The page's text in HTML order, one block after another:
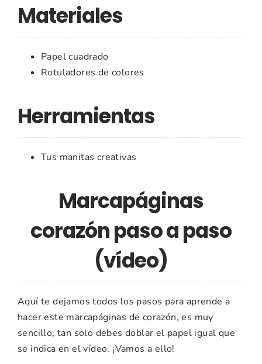
Materiales
Papel cuadrado
Rotuladores de colores
Herramientas
Tus manitas creativas
Marcapáginas
corazón paso a paso
(vídeo)
Aquí te dejamos todos los pasos para aprende a
hacer este marcapáginas de corazón, es muy
sencillo, tan solo debes doblar el papel igual que
se indica en el vídeo. ¡Vamos a ello!